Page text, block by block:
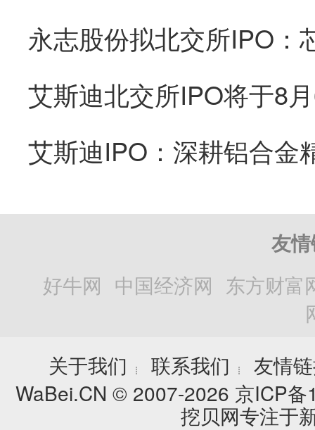
艾斯迪IPO：深耕铝合金
友
好牛网 中国经济网 东方财富
关于我们
┊ 联系我们 ┊
友情
WaBei.CN © 2007-2026 京ICP
挖贝网专注于